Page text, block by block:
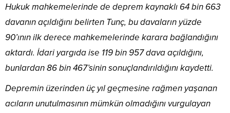
Hukuk mahkemelerinde de deprem kaynaklı 64 bin 663
davanın açıldığını belirten Tunç, bu davaların yüzde
90’ının ilk derece mahkemelerinde karara bağlandığını
aktardı. İdari yargıda ise 119 bin 957 dava açıldığını,
bunlardan 86 bin 467’sinin sonuçlandırıldığını kaydetti.
Depremin üzerinden üç yıl geçmesine rağmen yaşanan
acıların unutulmasının mümkün olmadığını vurgulayan